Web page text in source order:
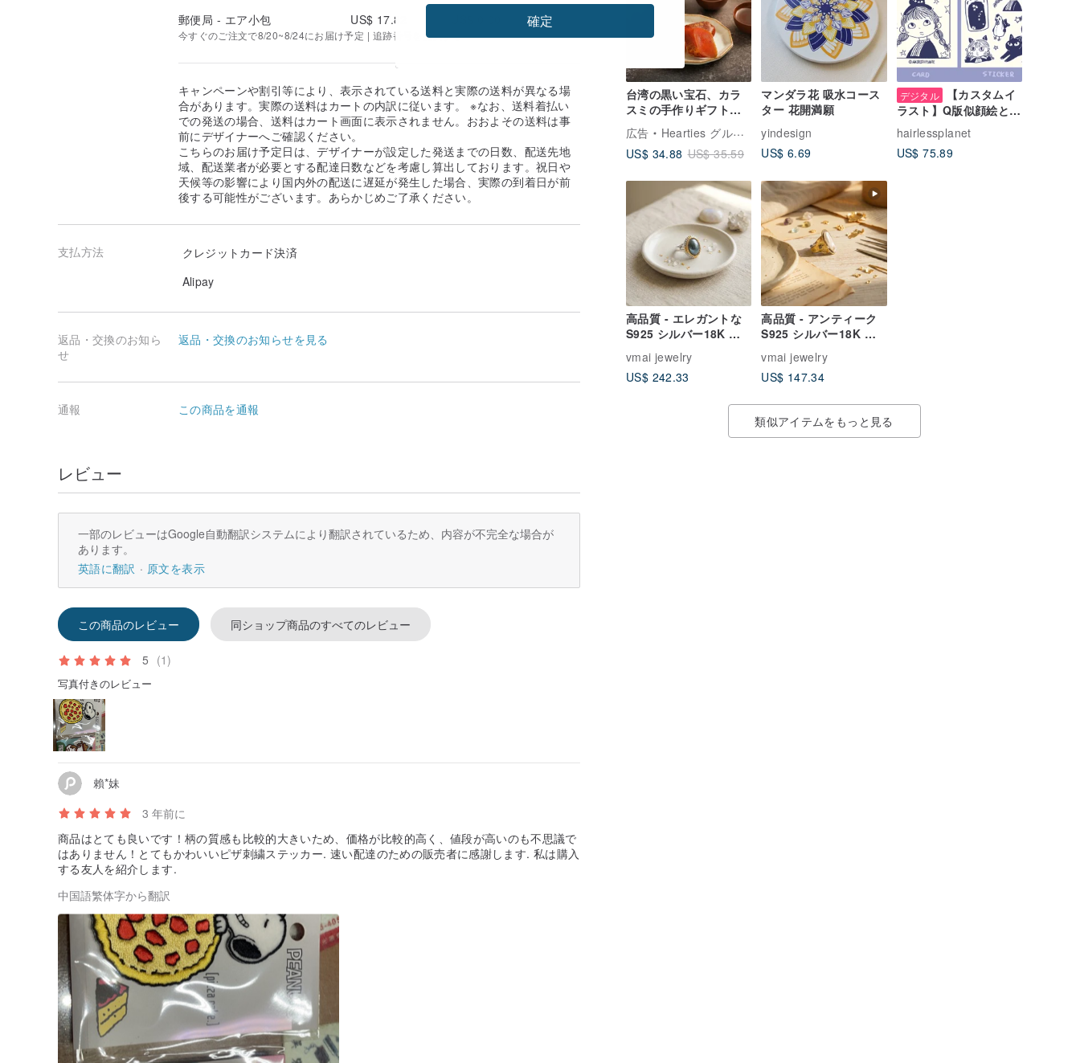
台湾の黒い宝石、カラ
スミの手作りギフトボ
ックス。一口サイズの
カラスミは、旧正月や
目上の方への贈り物、
広告
Hearties グルテンフリー・ギフト専門店
US$ 34.88 US$ 35.59
マンダラ花 吸水コース
ター 花開満願
yindesign
US$ 6.69
デジタル
【カスタムイ
ラスト】Q版似顔絵と愛
しいペットのカード・
ステッカーイラスト
hairlessplanet
US$ 75.89
高品質 - エレガントな
S925 シルバー18K ゴ
ールドメッキ 天然マベ
パールリング
vmai jewelry
US$ 242.33
高品質 - アンティーク
S925 シルバー18K 金
メッキ 天然バロックパ
ール宮廷風リング | 多
様なデザインからお届
vmai jewelry
US$ 147.34
類似アイテムをもっと見る
郵便局 - エア小包
US$ 17.82
今すぐのご注文で8/20~8/24にお届け予定 | 追跡番号を提供する
キャンペーンや割引等により、表示されている送料と実際の送料が異なる場
合があります。実際の送料はカートの内訳に従います。 ※なお、送料着払い
での発送の場合、送料はカート画面に表示されません。おおよその送料は事
前にデザイナーへご確認ください。
こちらのお届け予定日は、デザイナーが設定した発送までの日数、配送先地
域、配送業者が必要とする配達日数などを考慮し算出しております。祝日や
天候等の影響により国内外の配送に遅延が発生した場合、実際の到着日が前
後する可能性がございます。あらかじめご了承ください。
支払方法
クレジットカード決済
Alipay
返品・交換のお知ら
せ
返品・交換のお知らせを見る
通報 この商品を通報
レビュー
一部のレビューはGoogle自動翻訳システムにより翻訳されているため、内容が不完全な場合が
あります。
英語に翻訳
原文を表示
この商品のレビュー 同ショップ商品のすべてのレビュー
5 (1)
写真付きのレビュー
賴*妹
3 年前に
商品はとても良いです！柄の質感も比較的大きいため、価格が比較的高く、値段が高いのも不思議で
はありません！とてもかわいいピザ刺繍ステッカー. 速い配達のための販売者に感謝します. 私は購入
する友人を紹介します.
中国語繁体字から翻訳
確定